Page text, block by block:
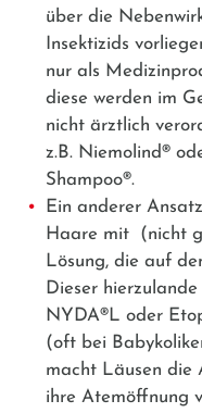
über die
Insektizids
nur als
diese werden im
nicht ärztlich
z.B. Niemolind®
Shampoo®.
Ein anderer
Haare mit (nicht
Lösung, die auf
Dieser
NYDA®L oder
(oft bei
macht Läusen die
ihre Atemöffnung